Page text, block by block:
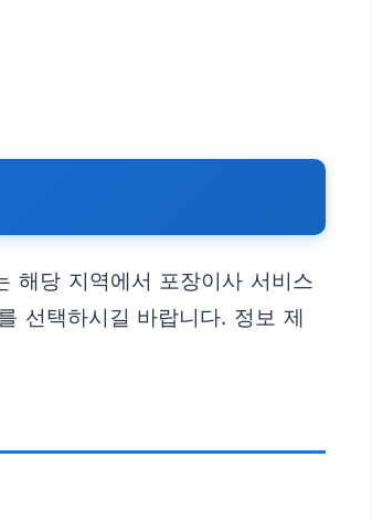
해당 지역에서 포장이사 서비스
선택하시길 바랍니다. 정보 제